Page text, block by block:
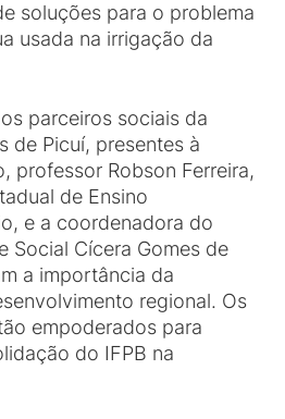
soluções para o problema
usada na irrigação da
parceiros sociais da
de Picuí, presentes à
professor Robson Ferreira,
de Ensino
e a coordenadora do
Social Cícera Gomes de
a importância da
regional. Os
empoderados para
do IFPB na